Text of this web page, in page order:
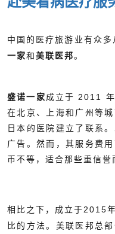
中国的医疗旅游业有众多
一家和美联医邦。
盛诺一家成立于 2011
在北京、上海和广州等
日本的医院建立了联系
广告。然而，其服务费
币不等，适合那些重信誉
相比之下，成立于2015
比的方法。美联医邦总